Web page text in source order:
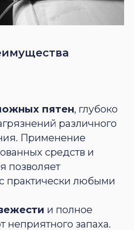
пятен, глубоко
различного
Применение
средств и
позволяет
практически любыми
и полное
неприятного запаха.